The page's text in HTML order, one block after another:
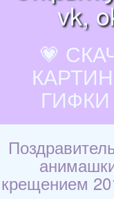
vk,
💗
крещением